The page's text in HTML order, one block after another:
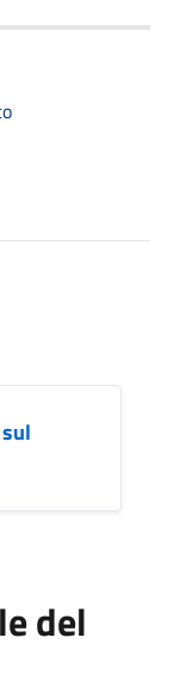
del